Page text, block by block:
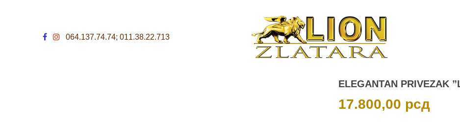
064.137.74.74; 011.38.22.713
ELEGANTAN PRIVEZAK
17.800,00 рсд